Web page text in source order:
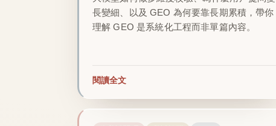
長變細、以及 GEO 為何要靠長期累積，帶你
理解 GEO 是系統化工程而非單篇內容。
閱讀全文